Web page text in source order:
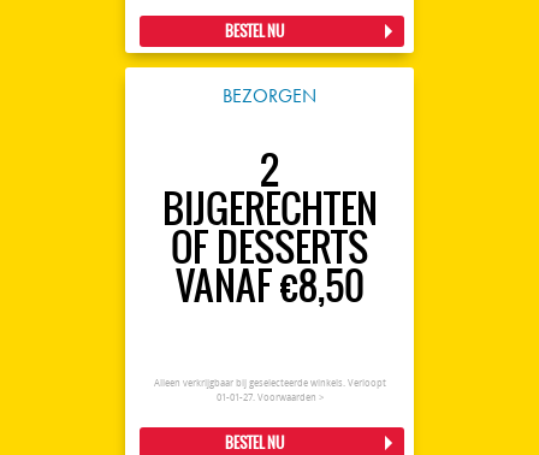
BESTEL NU
BEZORGEN
2
BIJGERECHTEN
OF DESSERTS
VANAF €8,50
Alleen verkrijgbaar bij geselecteerde winkels. Verloopt
01-01-27. Voorwaarden >
BESTEL NU